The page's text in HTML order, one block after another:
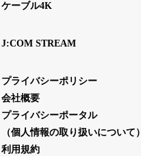
ケーブル4K
J:COM STREAM
プライバシーポリシー
会社概要
プライバシーポータル
（個人情報の取り扱いについて）
利用規約